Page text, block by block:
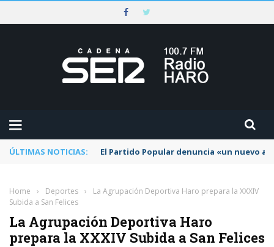
ÚLTIMAS NOTICIAS: El Partido Popular denuncia «un nuevo
Home › Deportes ›
La Agrupación Deportiva Haro prepara la XXXIV
Subida a San Felices
La Agrupación Deportiva Haro
prepara la XXXIV Subida a San Felices